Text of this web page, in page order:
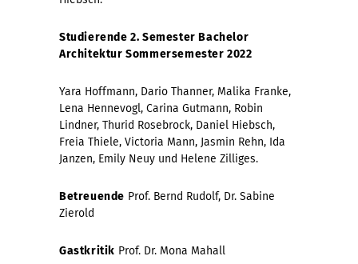
Studierende 2. Semester Bachelor
ArchitekturSommersemester 2022
Yara Hoffmann, Dario Thanner, Malika Franke,
Lena Hennevogl, Carina Gutmann, Robin
Lindner, Thurid Rosebrock, Daniel Hiebsch,
Freia Thiele, Victoria Mann, Jasmin Rehn, Ida
Janzen, Emily Neuy und Helene Zilliges.
Betreuende Prof. Bernd Rudolf, Dr. Sabine
Zierold
Gastkritik Prof. Dr. Mona Mahall